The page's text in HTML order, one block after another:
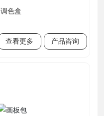
调色盒
查看更多 产品咨询